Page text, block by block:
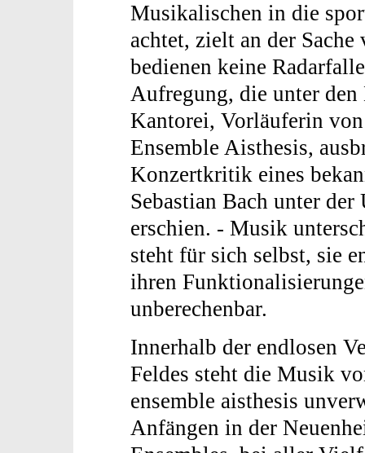
Musikalischen in die
achtet, zielt an der
bedienen keine
Aufregung, die unter
Kantorei, Vorläuferin
Ensemble Aisthesis,
Konzertkritik eines
Sebastian Bach unter
erschien. - Musik
steht für sich selbst, sie
ihren
unberechenbar.
Innerhalb der endlosen
Feldes steht die Musik
ensemble aisthesis
Anfängen in der